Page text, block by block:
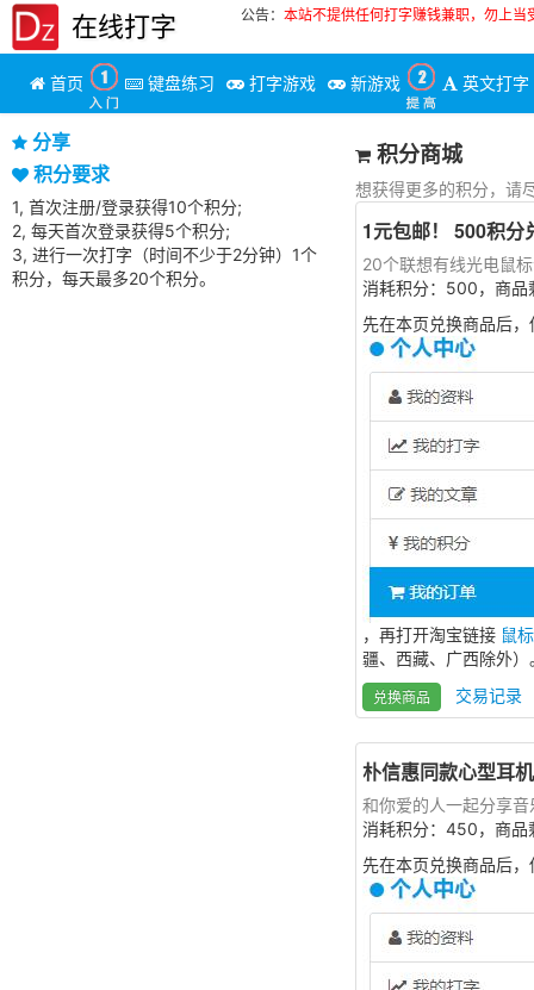
在线打字 公告： 本站不提供任何打字赚钱兼职，勿上当
首页 键盘练习 打字游戏 新游戏 英文打字
分享
积分要求
1, 首次注册/登录获得10个积分;
2, 每天首次登录获得5个积分;
3, 进行一次打字（时间不少于2分钟）1个
积分，每天最多20个积分。
积分商城
想获得更多的积分，请
1元包邮！ 500积分
20个联想有线光电鼠
消耗积分：500，商品
先在本页兑换商品后
，再打开淘宝链接 鼠
疆、西藏、广西除外）
兑换商品
交易记录
朴信惠同款心型耳
和你爱的人一起分享
消耗积分：450，商品
先在本页兑换商品后